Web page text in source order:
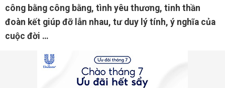
công bằng công bằng, tình yêu thương, tinh thần
đoàn kết giúp đỡ lẫn nhau, tư duy lý tính, ý nghĩa của
cuộc đời …